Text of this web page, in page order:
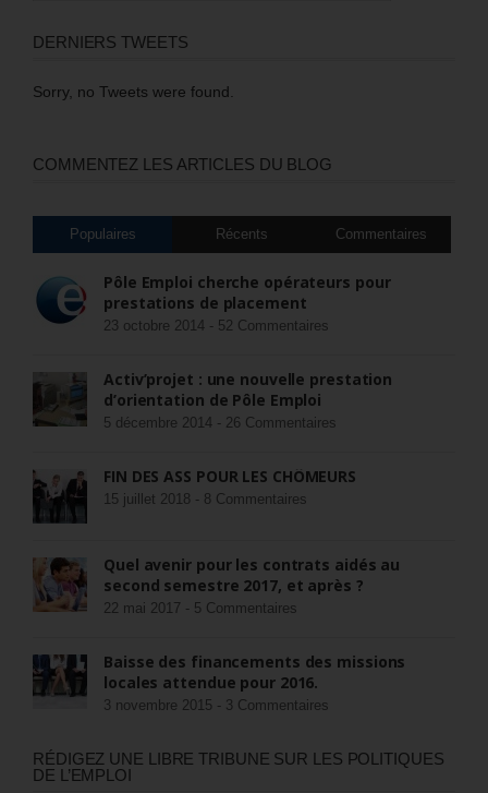
DERNIERS TWEETS
Sorry, no Tweets were found.
COMMENTEZ LES ARTICLES DU BLOG
Populaires Récents Commentaires
Pôle Emploi cherche opérateurs pour
prestations de placement
23 octobre 2014 - 52 Commentaires
Activ’projet : une nouvelle prestation
d’orientation de Pôle Emploi
5 décembre 2014 - 26 Commentaires
FIN DES ASS POUR LES CHÔMEURS
15 juillet 2018 - 8 Commentaires
Quel avenir pour les contrats aidés au
second semestre 2017, et après ?
22 mai 2017 - 5 Commentaires
Baisse des financements des missions
locales attendue pour 2016.
3 novembre 2015 - 3 Commentaires
RÉDIGEZ UNE LIBRE TRIBUNE SUR LES POLITIQUES
DE L’EMPLOI